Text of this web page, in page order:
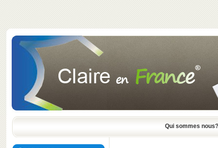
Qui sommes nous?